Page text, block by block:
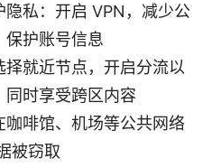
隐私：开启 VPN，减少公
保护账号信息
就近节点，开启分流以
时享受跨区内容
啡馆、机场等公共网络
被窃取